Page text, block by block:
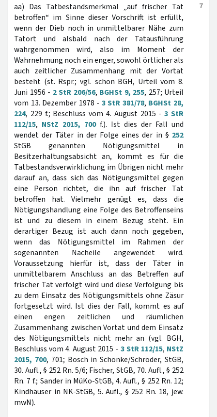
7
aa) Das Tatbestandsmerkmal „auf frischer Tat
betroffen“ im Sinne dieser Vorschrift ist erfüllt,
wenn der Dieb noch in unmittelbarer Nähe zum
Tatort und alsbald nach der Tatausführung
wahrgenommen wird, also im Moment der
Wahrnehmung noch ein enger, sowohl örtlicher als
auch zeitlicher Zusammenhang mit der Vortat
besteht (st. Rspr.; vgl. schon BGH, Urteil vom 8.
Juni 1956 - 2 StR 206/56, BGHSt 9, 255, 257; Urteil
vom 13. Dezember 1978 - 3 StR 381/78, BGHSt 28,
224, 229 f.; Beschluss vom 4. August 2015 -3 StR
112/15, NStZ 2015, 700f.). Ist dies der Fall und
wendet der Täter in der Folge eines der in § 252
StGB genannten Nötigungsmittel in
Besitzerhaltungsabsicht an, kommt es für die
Tatbestandsverwirklichung im Übrigen nicht mehr
darauf an, dass sich das Nötigungsmittel gegen
eine Person richtet, die ihn auf frischer Tat
betroffen hat. Vielmehr genügt es, dass die
Nötigungshandlung eine Folge des Betroffenseins
ist und zu diesem in einem Bezug steht. Ein
derartiger Bezug ist auch dann noch gegeben,
wenn das Nötigungsmittel im Rahmen der
sogenannten Nacheile angewendet wird.
Voraussetzung hierfür ist, dass der Täter in
unmittelbarem Anschluss an das Betreffen auf
frischer Tat verfolgt wird und diese Verfolgung bis
zu dem Einsatz des Nötigungsmittels ohne Zäsur
fortgesetzt wird. Ist dies der Fall, kommt es auf
einen engen zeitlichen und räumlichen
Zusammenhang zwischen Vortat und dem Einsatz
des Nötigungsmittels nicht mehr an (vgl. BGH,
Beschluss vom 4. August 2015 - 3 StR 112/15, NStZ
2015, 700, 701; Bosch in Schönke/Schröder, StGB,
30. Aufl., § 252 Rn. 5/6; Fischer, StGB, 70. Aufl., § 252
Rn. 7 f.; Sander in MüKo-StGB, 4. Aufl., § 252 Rn. 12;
Kindhäuser in NK-StGB, 5. Aufl., § 252 Rn. 18, jew.
mwN).